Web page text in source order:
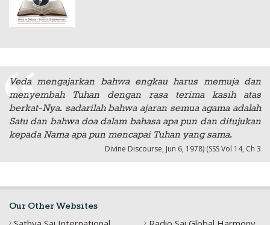
Veda mengajarkan bahwa engkau harus memuja dan
menyembah Tuhan dengan rasa terima kasih atas
berkat-Nya. sadarilah bahwa ajaran semua agama adalah
Satu dan bahwa doa dalam bahasa apa pun dan ditujukan
kepada Nama apa pun mencapai Tuhan yang sama.
Divine Discourse, Jun 6, 1978) (SSS Vol 14, Ch 3
Our Other Websites